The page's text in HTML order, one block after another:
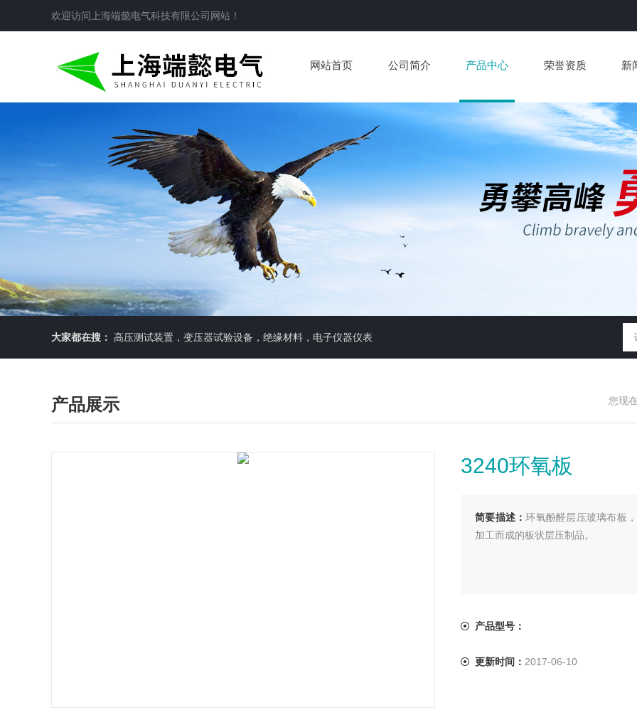
欢迎访问 上海端懿电气科技有限公司 网站！
网站首页 公司简介 产品中心 荣誉资质 新
大家都在搜： 高压测试装置，变压器试验设备，绝缘材料，电子仪器仪表
产品展示 您现
3240环氧板
简要描述：环氧酚醛层压玻璃布板
加工而成的板状层压制品。
产品型号：
更新时间： 2017-06-10